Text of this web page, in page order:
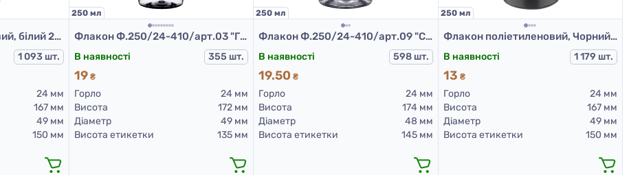
Флакон поліетиленовий, білий 250 мл, 503F (пластикові флакони 250 мл)
1 093 шт.
24 мм
167 мм
49 мм
150 мм
250 мл
Флакон Ф.250/24-410/арт.03 "Глорія" (прозорий)
В наявності 355 шт.
19₴
Горло
24 мм
Висота
172 мм
Діаметр
49 мм
Висота етикетки
135 мм
250 мл
Флакон Ф.250/24-410/арт.09 "Стелла" (прозора)
В наявності 598 шт.
19.50 ₴
Горло
24 мм
Висота
174 мм
Діаметр
48 мм
Висота етикетки
145 мм
250 мл
Флакон поліетиленовий, Чорний 250 мл, 503F (пластикові флакони 250 мл)
В наявності 1 179 шт.
13 ₴
Горло
24 мм
Висота
167 мм
Діаметр
49 мм
Висота етикетки
150 мм